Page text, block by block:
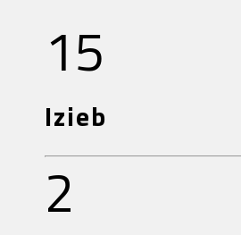
15
Izieb
2